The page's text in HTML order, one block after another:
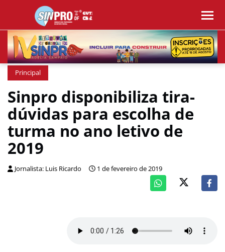
Principal
Sinpro disponibiliza tira-
dúvidas para escolha de
turma no ano letivo de
2019
Jornalista: Luis Ricardo 1 de fevereiro de 2019